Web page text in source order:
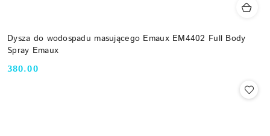
Dysza do wodospadu masującego Emaux EM4402 Full Body
Spray Emaux
Cena:
380.00